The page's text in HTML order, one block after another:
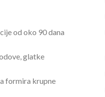
od oko 90 dana
glatke
formira krupne